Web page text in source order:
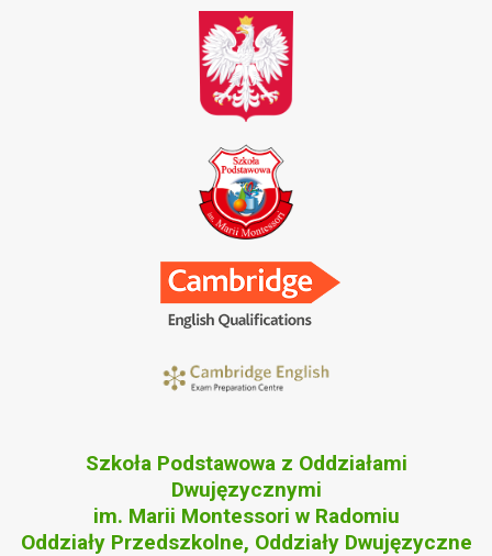
Szkoła Podstawowa z Oddziałami
Dwujęzycznymi
im. Marii Montessori w Radomiu
Oddziały Przedszkolne, Oddziały Dwujęzyczne